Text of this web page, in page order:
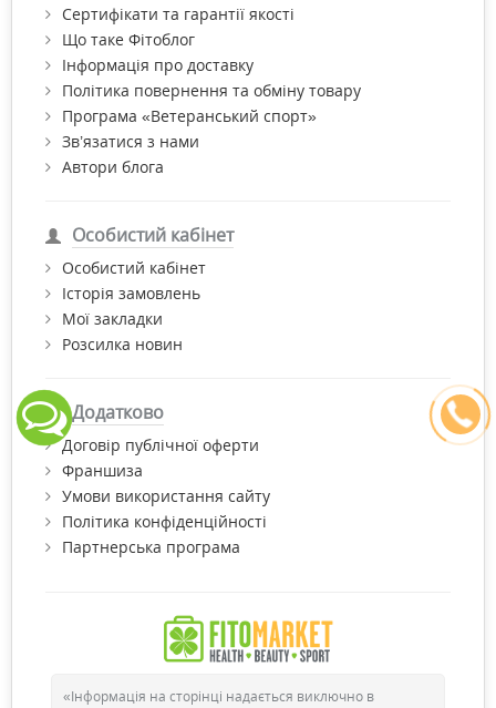
Сертифікати та гарантії якості
Що таке Фітоблог
Інформація про доставку
Політика повернення та обміну товару
Програма «Ветеранський спорт»
Зв’язатися з нами
Автори блога
Особистий кабінет
Особистий кабінет
Історія замовлень
Мої закладки
Розсилка новин
Додатково
Договір публічної оферти
Франшиза
Умови використання сайту
Політика конфіденційності
Партнерська програма
«Інформація на сторінці надається виключно в